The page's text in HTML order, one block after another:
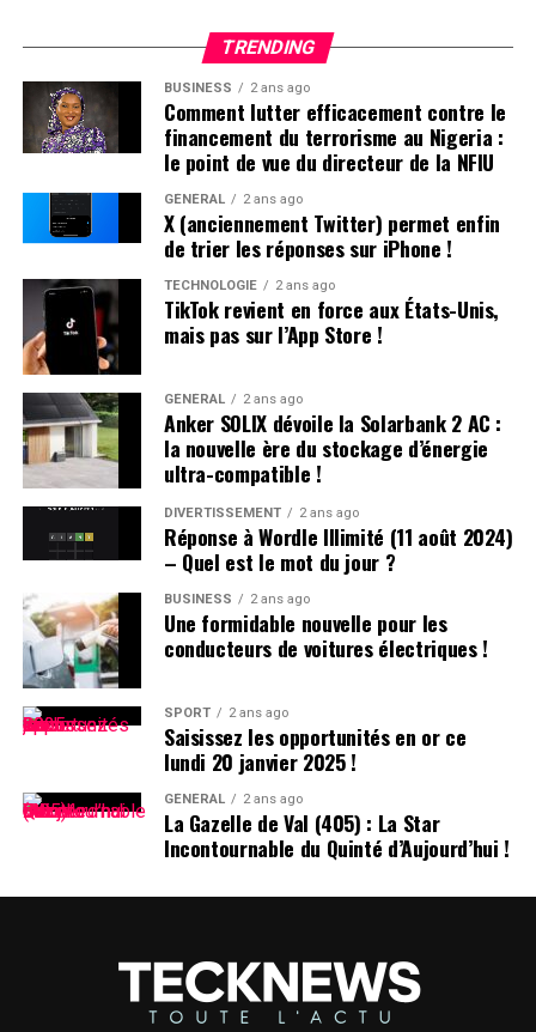
App store par un communiqué officiel.«Apple doit
respecter les lois en vigueur dans les régions où elle
opère. Selon la loi Protecting Americans from Foreign
Adversary Controlled Applications act, les applications
développées par ByteDance ltd., y compris TikTok et ses
filiales comme CapCut et Lemon8, ne pourront plus être
téléchargées ou mises à jour sur l’App Store pour les
utilisateurs américains après le 19 janvier 2025», précise
la société.
Il est crucial de souligner que les utilisateurs américains
ayant déjà installé TikTok peuvent toujours accéder au
service. Cependant, ils ne recevront plus aucune mise à
jour future de l’application. L’avenir du réseau social
pourrait dépendre des décisions du nouveau président
des États-Unis.
DÉCLARATION DE TIKTOK :
>
En collaboration avec nos
partenaires techniques,
nous travaillons activement
à rétablir notre service.
Nous remercions le
président Trump pour avoir
rassuré nos partenaires
qu’ils ne subiront aucune
TRENDING
BUSINESS 2 ans ago
Comment lutter efficacement contre le
financement du terrorisme au Nigeria :
le point de vue du directeur de la NFIU
GÉNÉRAL 2 ans ago
X (anciennement Twitter) permet enfin
de trier les réponses sur iPhone !
TECHNOLOGIE 2 ans ago
TikTok revient en force aux États-Unis,
mais pas sur l’App Store !
GÉNÉRAL 2 ans ago
Anker SOLIX dévoile la Solarbank 2 AC :
la nouvelle ère du stockage d’énergie
ultra-compatible !
DIVERTISSEMENT 2 ans ago
Réponse à Wordle Illimité (11 août 2024)
– Quel est le mot du jour ?
BUSINESS 2 ans ago
Une formidable nouvelle pour les
conducteurs de voitures électriques !
SPORT 2 ans ago
Saisissez les opportunités en or ce
lundi 20 janvier 2025 !
GÉNÉRAL 2 ans ago
La Gazelle de Val (405) : La Star
Incontournable du Quinté d’Aujourd’hui !